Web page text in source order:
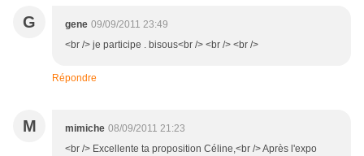
G gene 09/09/2011 23:49
<br /> je participe . bisous<br /> <br /> <br />
Répondre
M mimiche 08/09/2011 21:23
<br /> Excellente ta proposition Céline,<br /> Après l'expo